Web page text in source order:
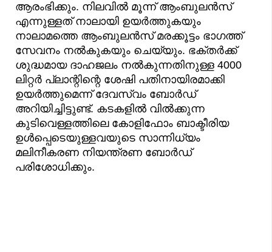
ആരംഭിക്കും. നിലവിൽ മൂന്ന് ആംബുലൻസ്
എന്നുള്ളത് നാലായി ഉയർത്തുകയും
നാലാമത്തെ ആംബുലൻസ് മരക്കൂട്ടം ഭാഗത്ത്
സേവനം നൽകുകയും ചെയ്യും. ഭക്തർക്ക്
ശുദ്ധമായ ദാഹജലം നൽകുന്നതിനുള്ള 4000
ലിറ്റർ പ്ലാന്റിന്റെ ശേഷി പതിനായിരമാക്കി
ഉയർത്തുമെന്ന് ദേവസ്വം ബോർഡ്
അറിയിച്ചിട്ടുണ്ട്. കടകളിൽ വിൽക്കുന്ന
കുടിവെള്ളത്തിലെ കോളിഫോം ബാക്ടീരിയ
ഉൾപ്പെടെയുള്ളവയുടെ സാന്നിധ്യം
മലിനീകരണ നിയന്ത്രണ ബോർഡ്
പരിശോധിക്കും.